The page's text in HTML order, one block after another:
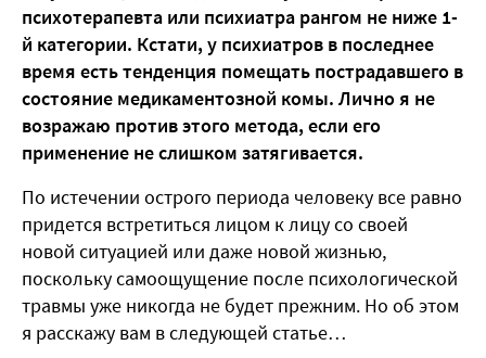
психотерапевта или психиатра рангом не ниже 1-
й категории. Кстати, у психиатров в последнее
время есть тенденция помещать пострадавшего в
состояние медикаментозной комы. Лично я не
возражаю против этого метода, если его
применение не слишком затягивается.
По истечении острого периода человеку все равно
придется встретиться лицом к лицу со своей
новой ситуацией или даже новой жизнью,
поскольку самоощущение после психологической
травмы уже никогда не будет прежним. Но об этом
я расскажу вам в следующей статье…